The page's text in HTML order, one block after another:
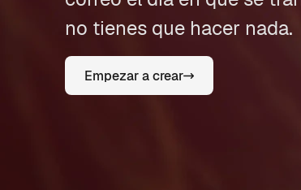
no tienes que hacer nada.
Empezar a crear